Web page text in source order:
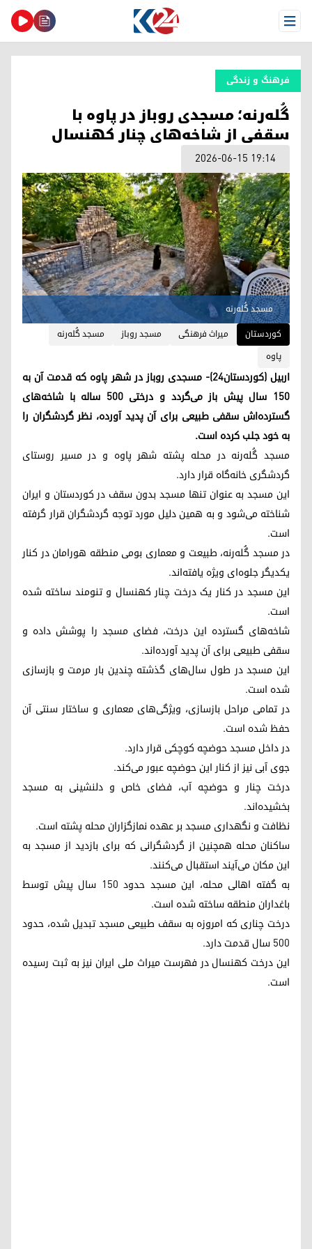
Open Menu
فرهنگ و زندگی
گُله‌رنه؛ مسجدی روباز در پاوه با
سقفی از شاخه‌های چنار کهنسال
2026-06-15 19:14
مسجد گُله‌رنه
کوردستان
میراث فرهنگی مسجد روباز
مسجد گُله‌رنه
پاوه
اربیل (کوردستان۲۴)- مسجدی روباز در شهر پاوه که قدمت آن به
۱۵۰ سال پیش باز می‌گردد و درختی ۵۰۰ ساله با شاخه‌های
گسترده‌اش سقفی طبیعی برای آن پدید آورده، نظر گردشگران را
به خود جلب کرده است.
مسجد گُله‌رنه در محله پشته شهر پاوه و در مسیر روستای
گردشگری خانه‌گاه قرار دارد.
این مسجد به عنوان تنها مسجد بدون سقف در کوردستان و ایران
شناخته می‌شود و به همین دلیل مورد توجه گردشگران قرار گرفته
است.
در مسجد گُله‌رنه، طبیعت و معماری بومی منطقه هورامان در کنار
یکدیگر جلوه‌ای ویژه یافته‌اند.
این مسجد در کنار یک درخت چنار کهنسال و تنومند ساخته شده
است.
شاخه‌های گسترده این درخت، فضای مسجد را پوشش داده و
سقفی طبیعی برای آن پدید آورده‌اند.
این مسجد در طول سال‌های گذشته چندین بار مرمت و بازسازی
شده است.
در تمامی مراحل بازسازی، ویژگی‌های معماری و ساختار سنتی آن
حفظ شده است.
در داخل مسجد حوضچه کوچکی قرار دارد.
جوی آبی نیز از کنار این حوضچه عبور می‌کند.
درخت چنار و حوضچه آب، فضای خاص و دلنشینی به مسجد
بخشیده‌اند.
نظافت و نگهداری مسجد بر عهده نمازگزاران محله پشته است.
ساکنان محله همچنین از گردشگرانی که برای بازدید از مسجد به
این مکان می‌آیند استقبال می‌کنند.
به گفته اهالی محله، این مسجد حدود ۱۵۰ سال پیش توسط
باغداران منطقه ساخته شده است.
درخت چناری که امروزه به سقف طبیعی مسجد تبدیل شده، حدود
۵۰۰ سال قدمت دارد.
این درخت کهنسال در فهرست میراث ملی ایران نیز به ثبت رسیده
است.